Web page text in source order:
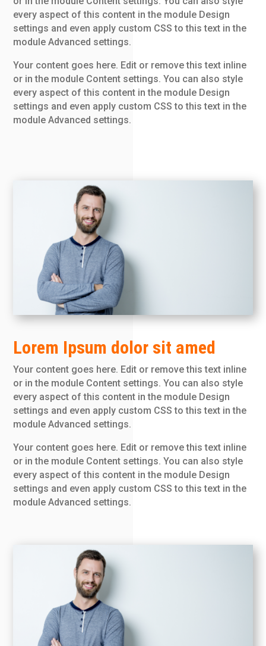
every aspect of this content in the module Design
settings and even apply custom CSS to this text in the
module Advanced settings.
Your content goes here. Edit or remove this text inline
or in the module Content settings. You can also style
every aspect of this content in the module Design
settings and even apply custom CSS to this text in the
module Advanced settings.
Lorem Ipsum dolor sit amed
Your content goes here. Edit or remove this text inline
or in the module Content settings. You can also style
every aspect of this content in the module Design
settings and even apply custom CSS to this text in the
module Advanced settings.
Your content goes here. Edit or remove this text inline
or in the module Content settings. You can also style
every aspect of this content in the module Design
settings and even apply custom CSS to this text in the
module Advanced settings.